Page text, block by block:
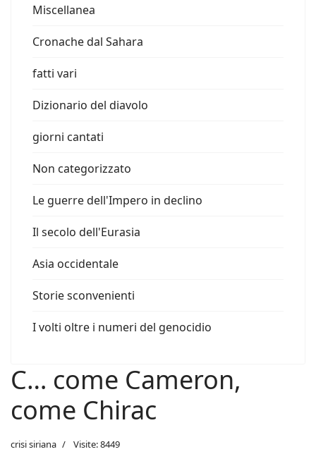
Miscellanea
Cronache dal Sahara
fatti vari
Dizionario del diavolo
giorni cantati
Non categorizzato
Le guerre dell'Impero in declino
Il secolo dell'Eurasia
Asia occidentale
Storie sconvenienti
I volti oltre i numeri del genocidio
C… come Cameron,
come Chirac
crisi siriana Visite: 8449